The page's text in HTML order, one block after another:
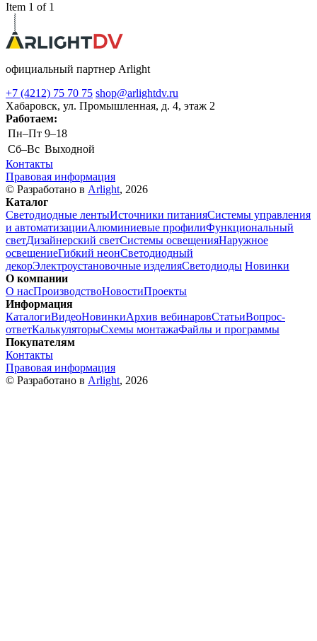
Item 1 of 1
официальный партнер Arlight
+7 (4212) 75 70 75 shop@arlightdv.ru
Хабаровск, ул. Промышленная, д. 4, этаж 2
Работаем:
Пн–Пт 9–18
Cб–Вс Выходной
Контакты
Правовая информация
© Разработано в Arlight, 2026
Каталог
Светодиодные лентыИсточники питанияСистемы управления
и автоматизацииАлюминиевые профилиФункциональный
светДизайнерский светСистемы освещенияНаружное
освещениеГибкий неонСветодиодный
декорЭлектроустановочные изделияСветодиоды Новинки
О компании
О насПроизводствоНовостиПроекты
Информация
КаталогиВидеоНовинкиАрхив вебинаровСтатьиВопрос-
ответКалькуляторыСхемы монтажаФайлы и программы
Покупателям
Контакты
Правовая информация
© Разработано в Arlight, 2026